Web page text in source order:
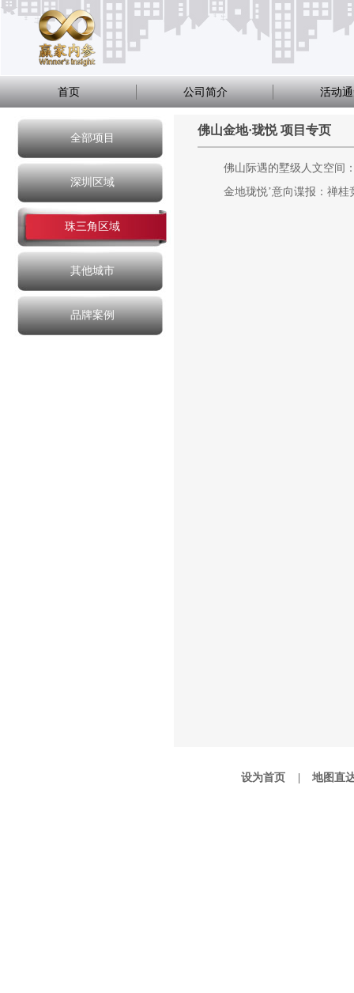
首页 公司简介 活动
全部项目
深圳区域
珠三角区域
其他城市
品牌案例
佛山金地·珑悦 项目专页
佛山际遇的墅级人文空间
金地珑悦’意向谍报：禅桂
设为首页 | 地图